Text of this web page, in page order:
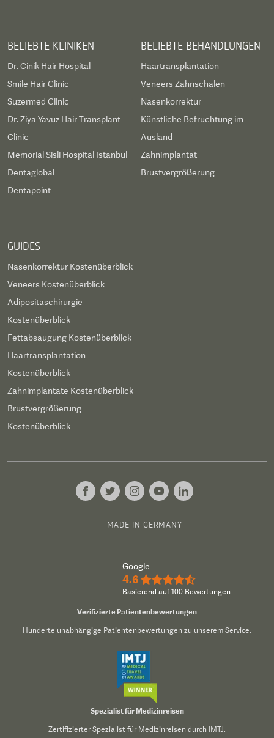
BELIEBTE KLINIKEN
Dr. Cinik Hair Hospital
Smile Hair Clinic
Suzermed Clinic
Dr. Ziya Yavuz Hair Transplant
Clinic
Memorial Sisli Hospital Istanbul
Dentaglobal
Dentapoint
BELIEBTE BEHANDLUNGEN
Haartransplantation
Veneers Zahnschalen
Nasenkorrektur
Künstliche Befruchtung im
Ausland
Zahnimplantat
Brustvergrößerung
GUIDES
Nasenkorrektur Kostenüberblick
Veneers Kostenüberblick
Adipositaschirurgie
Kostenüberblick
Fettabsaugung Kostenüberblick
Haartransplantation
Kostenüberblick
Zahnimplantate Kostenüberblick
Brustvergrößerung
Kostenüberblick
MADE IN GERMANY
Google
4.6 ★★★★½
Basierend auf 100 Bewertungen
Verifizierte Patientenbewertungen
Hunderte unabhängige Patientenbewertungen zu unserem Service.
Spezialist für Medizinreisen
Zertifizierter Spezialist für Medizinreisen durch IMTJ.